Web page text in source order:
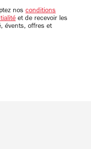
nos conditions
et de recevoir les
évents, offres et